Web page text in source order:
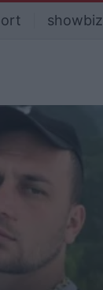
showbiz